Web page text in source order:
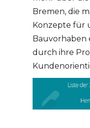
Bremen, die
Konzepte für
Bauvorhaben
durch ihre